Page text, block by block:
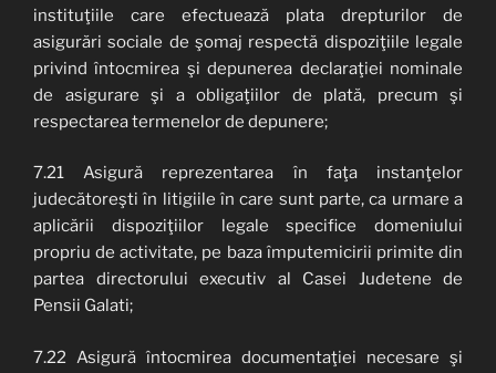
instituţiile care efectuează plata drepturilor de
asigurări sociale de şomaj respectă dispoziţiile legale
privind întocmirea şi depunerea declaraţiei nominale
de asigurare şi a obligaţiilor de plată, precum şi
respectarea termenelor de depunere;
7.21 Asigură reprezentarea în faţa instanţelor
judecătoreşti în litigiile în care sunt parte, ca urmare a
aplicării dispoziţiilor legale specifice domeniului
propriu de activitate, pe baza împutemicirii primite din
partea directorului executiv al Casei Judetene de
Pensii Galati;
7.22 Asigură întocmirea documentaţiei necesare şi